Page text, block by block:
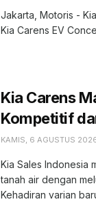
Jakarta, Motoris -
Kia Carens EV
Kia Carens
Kompetitif
KAMIS, 6 AGUSTUS
Kia Sales Indonesia
tanah air dengan
Kehadiran varian